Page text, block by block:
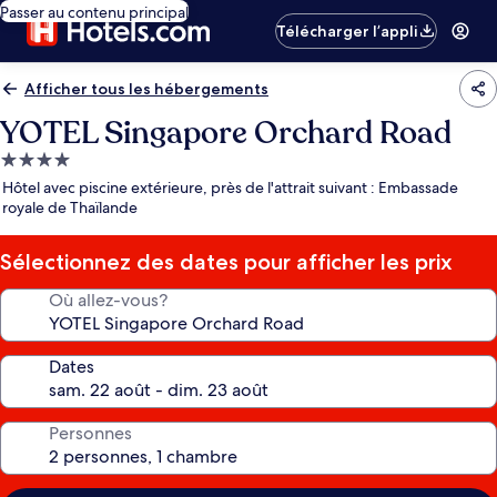
Passer au contenu principal
Télécharger l’appli
Afficher tous les hébergements
YOTEL Singapore Orchard Road
Hébergement
4.0 étoiles
Hôtel avec piscine extérieure, près de l'attrait suivant : Embassade
royale de Thaïlande
Sélectionnez des dates pour afficher les prix
Où allez-vous?
Dates
Personnes